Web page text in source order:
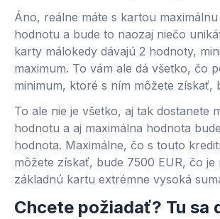
Áno, reálne máte s kartou
hodnotu a bude to naozaj niečo
karty málokedy dávajú 2 hodnoty,
maximum. To vám ale dá všetko, čo
minimum, ktoré s ním môžete získať,
To ale nie je všetko, aj tak dostanete
hodnotu a aj maximálna hodnota
hodnota. Maximálne, čo s touto
môžete získať, bude 7500 EUR, čo je
základnú kartu extrémne vysoká
Chcete požiadať? Tu sa